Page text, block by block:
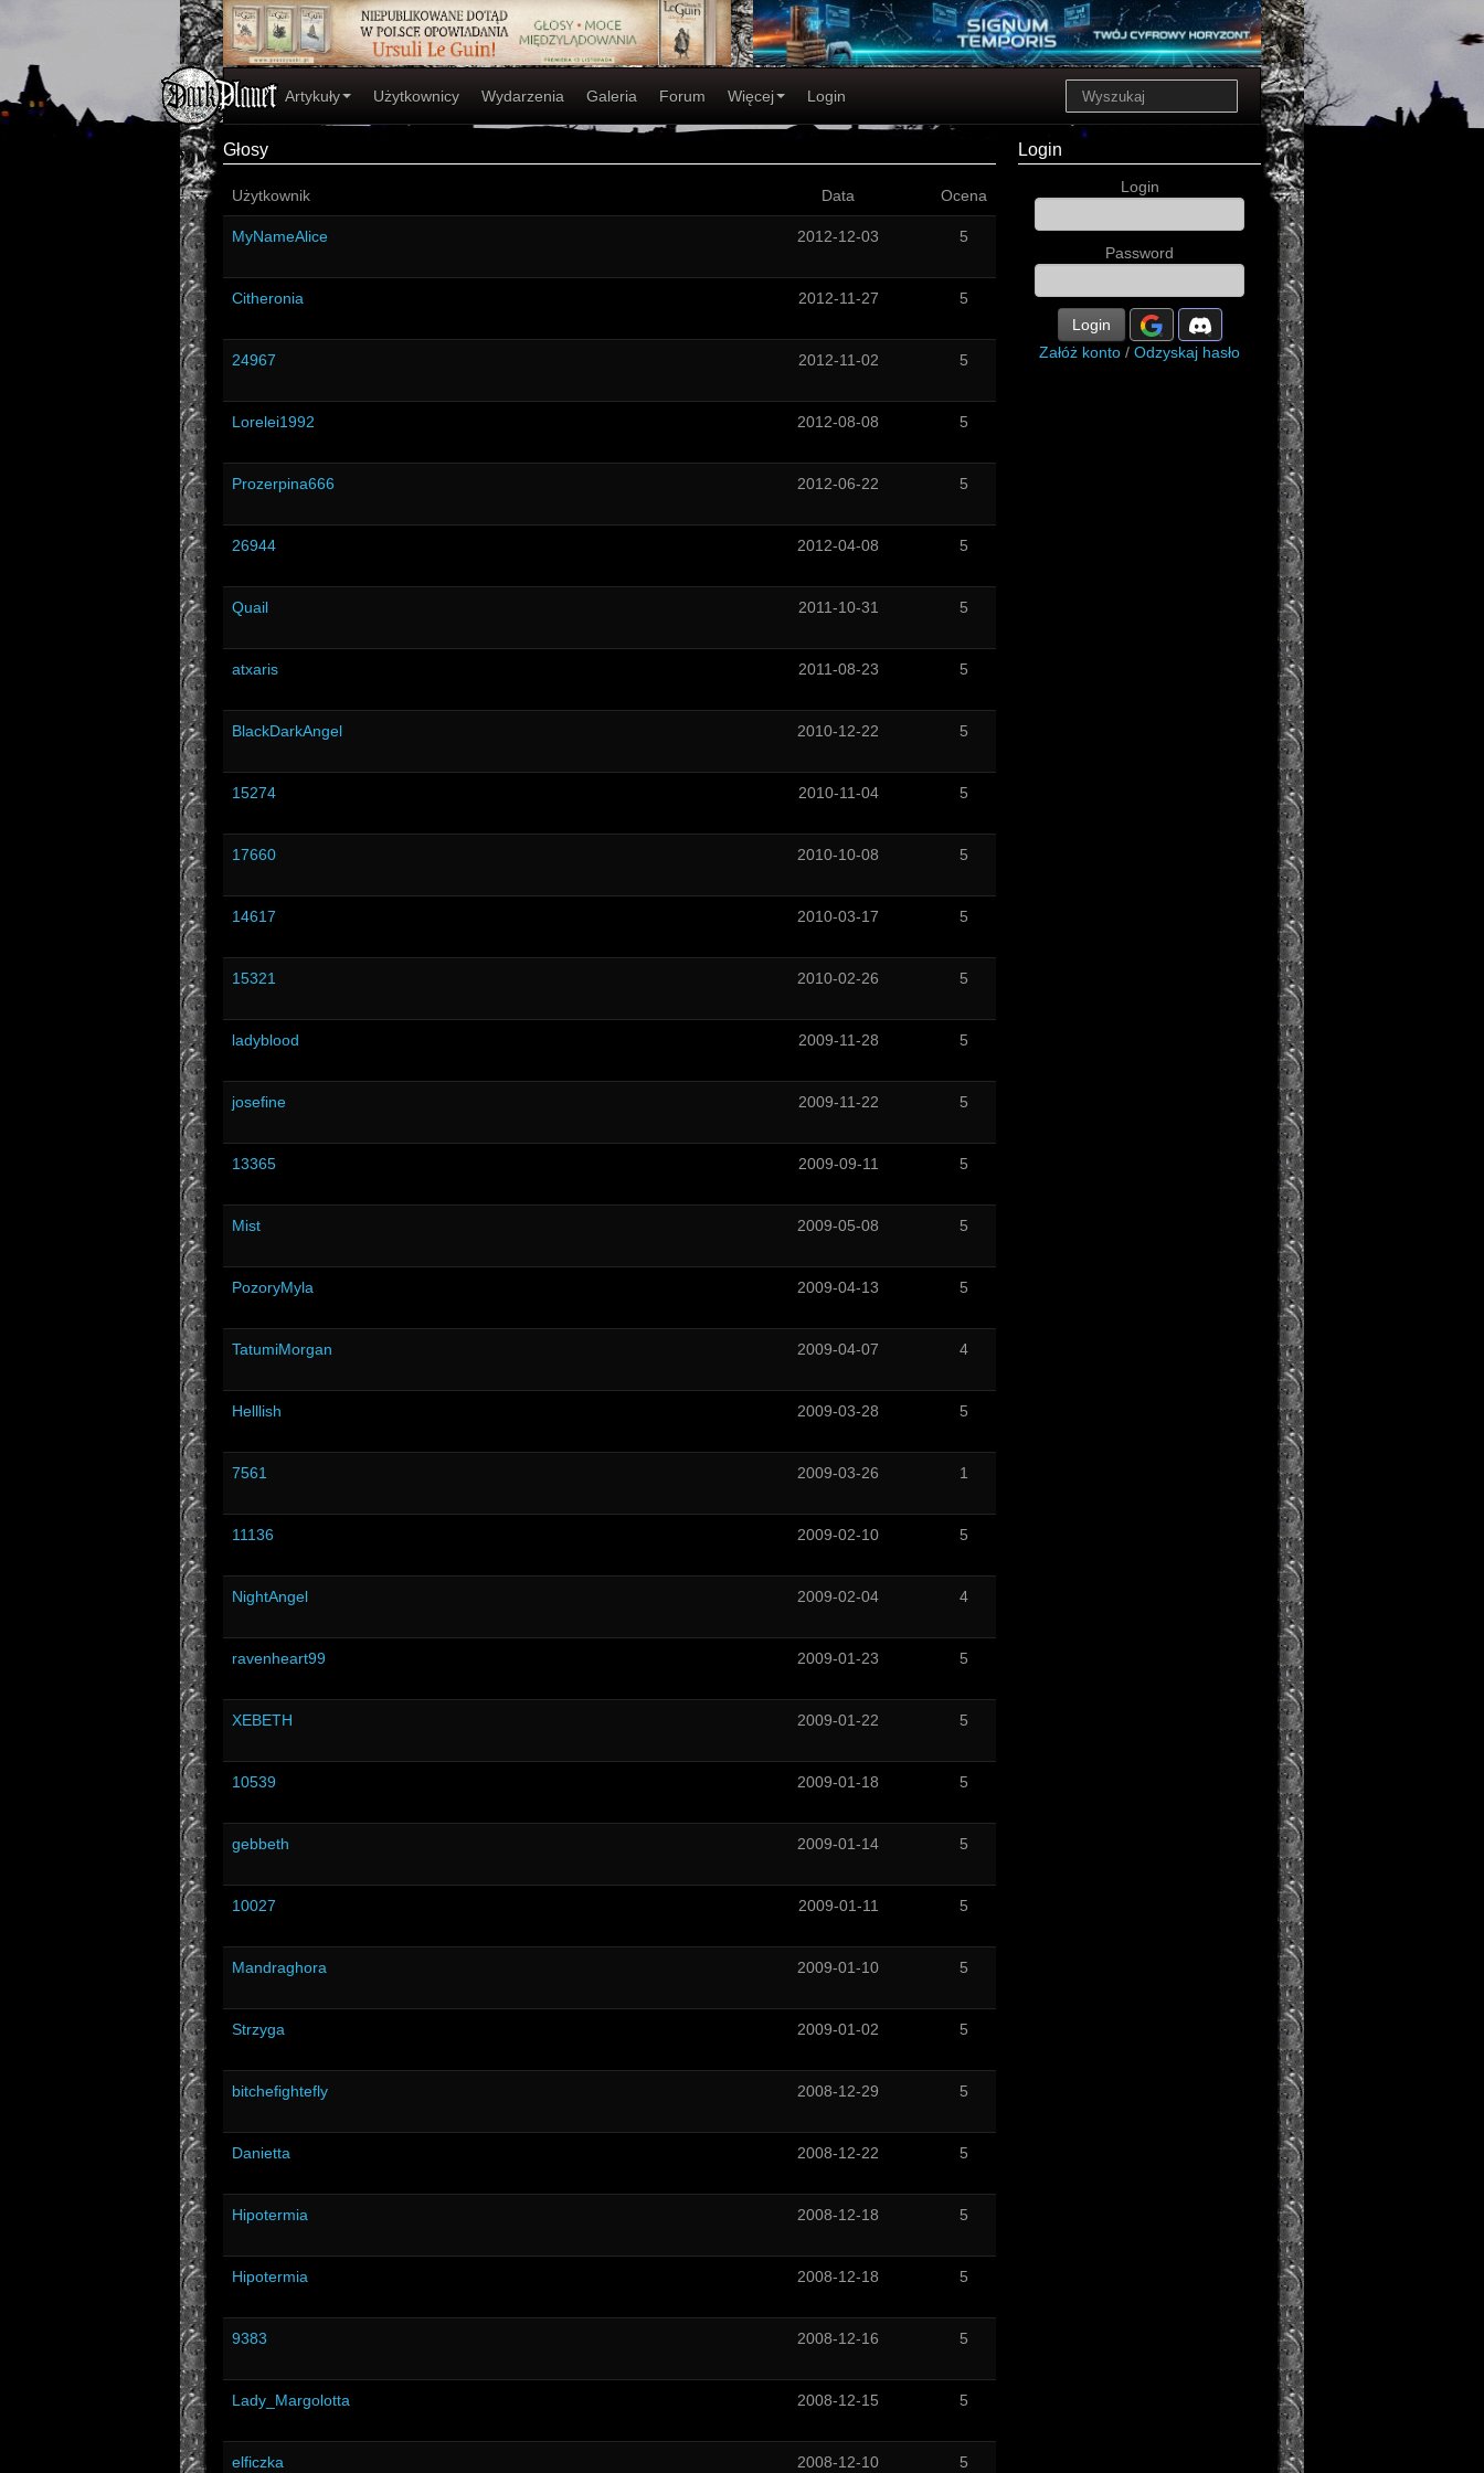
Artykuły Użytkownicy Wydarzenia Galeria Forum Więcej Login
Głosy
Użytkownik Data Ocena
MyNameAlice 2012-12-03 5
Citheronia 2012-11-27 5
24967 2012-11-02 5
Lorelei1992 2012-08-08 5
Prozerpina666 2012-06-22 5
26944 2012-04-08 5
Quail 2011-10-31 5
atxaris 2011-08-23 5
BlackDarkAngel 2010-12-22 5
15274 2010-11-04 5
17660 2010-10-08 5
14617 2010-03-17 5
15321 2010-02-26 5
ladyblood 2009-11-28 5
josefine 2009-11-22 5
13365 2009-09-11 5
Mist 2009-05-08 5
PozoryMyla 2009-04-13 5
TatumiMorgan 2009-04-07 4
Helllish 2009-03-28 5
7561 2009-03-26 1
11136 2009-02-10 5
NightAngel 2009-02-04 4
ravenheart99 2009-01-23 5
XEBETH 2009-01-22 5
10539 2009-01-18 5
gebbeth 2009-01-14 5
10027 2009-01-11 5
Mandraghora 2009-01-10 5
Strzyga 2009-01-02 5
bitchefightefly 2008-12-29 5
Danietta 2008-12-22 5
Hipotermia 2008-12-18 5
Hipotermia 2008-12-18 5
9383 2008-12-16 5
Lady_Margolotta 2008-12-15 5
elficzka 2008-12-10 5
Login
Login
Password
Login
Załóż konto / Odzyskaj hasło